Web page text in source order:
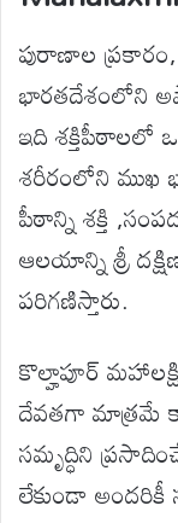
పురాణాల
భారతదేశంలోని
ఇది శక్తిపీఠాలలో
శరీరంలోని ముఖ
పీఠాన్ని శక్తి
ఆలయాన్ని శ్రీ
పరిగణిస్తారు.
కొల్హాపూర్
దేవతగా మాత్రమే
సమృద్ధిని
లేకుండా అందరికీ